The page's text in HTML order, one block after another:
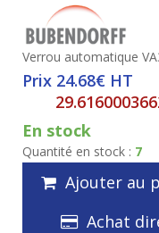
Verrou automatique
Prix 24.68€ HT
En stock
Quantité en stock : 7
Ajouter au
Achat